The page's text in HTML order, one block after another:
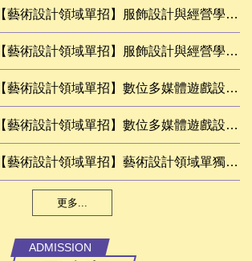
【2026】【藝術設計領域單招】服飾設計與經營學系、時尚設計學系錄取名單
【2026】【藝術設計領域單招】服飾設計與經營學系、時尚設計學系總名額
【2026】【藝術設計領域單招】數位多媒體遊戲設計學系、電腦動畫學士學位學程錄取名單（更新遞補順序）
【2026】【藝術設計領域單招】數位多媒體遊戲設計學系、 電腦動畫學士學位學程總名額
【2026】【藝術設計領域單招】藝術設計領域單獨招生簡章
更多...
ADMISSION